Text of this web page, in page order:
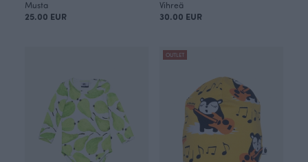
Musta
25.00 EUR
Vihreä
30.00 EUR
OUTLET